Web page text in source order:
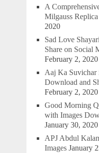
A
Milgauss
2020
Sad Love
Share on Social
February 2, 2020
Aaj Ka
Download and
February 2, 2020
Good Morning
with Images
January 30, 2020
APJ Abdul
Images January